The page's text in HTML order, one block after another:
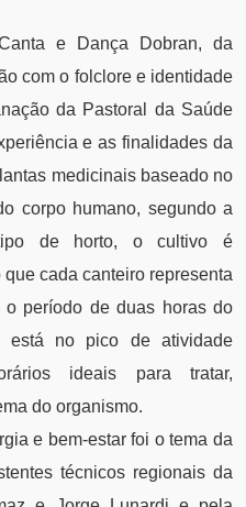
e Dança Dobran, da
com o folclore e identidade
da Pastoral da Saúde
e as finalidades da
medicinais baseado no
corpo humano, segundo a
de horto, o cultivo é
cada canteiro representa
período de duas horas do
no pico de atividade
ideais para tratar,
do organismo.
e bem-estar foi o tema da
técnicos regionais da